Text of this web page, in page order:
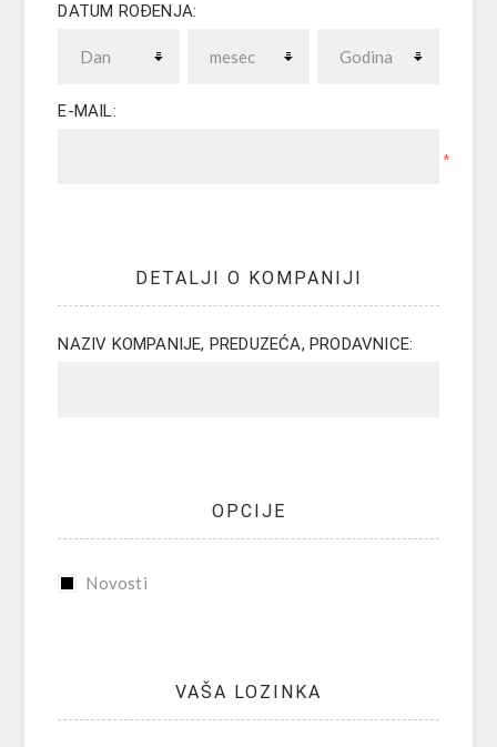
DATUM ROĐENJA:
E-MAIL:
*
DETALJI O KOMPANIJI
NAZIV KOMPANIJE, PREDUZEĆA, PRODAVNICE:
OPCIJE
Novosti
VAŠA LOZINKA